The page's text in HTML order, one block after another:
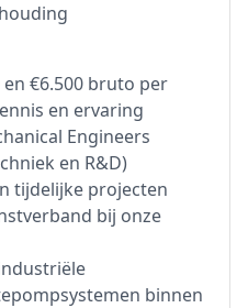
en €6.500 bruto per
en ervaring
Engineers
en R&D)
tijdelijke projecten
bij onze
binnen